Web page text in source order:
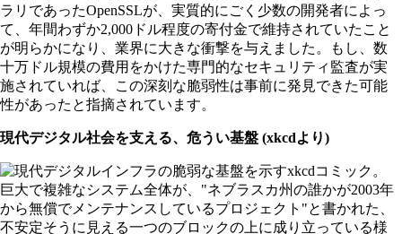
ラリであったOpenSSLが、実質的にごく少数の開発者によっ
て、年間わずか2,000ドル程度の寄付金で維持されていたこと
が明らかになり、業界に大きな衝撃を与えました。もし、数
十万ドル規模の費用をかけた専門的なセキュリティ監査が実
施されていれば、この深刻な脆弱性は事前に発見できた可能
性があったと指摘されています。
現代デジタル社会を支える、危うい基盤 (xkcdより)